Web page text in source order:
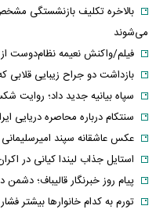
بالاخره تکلیف بازنشستگی
می‌شوند
فیلم/واکنش نعیمه نظام‌دوست
بازداشت دو جراح زیبایی
سپاه بیانیه جدید داد؛ روایت
سنتکام درباره محاصره دریایی
عکس عاشقانه سپند
استایل جذاب لیندا کیانی در
پیام روز خبرنگار قالیباف؛
تورم به کدام خانوارها بیشتر فشار